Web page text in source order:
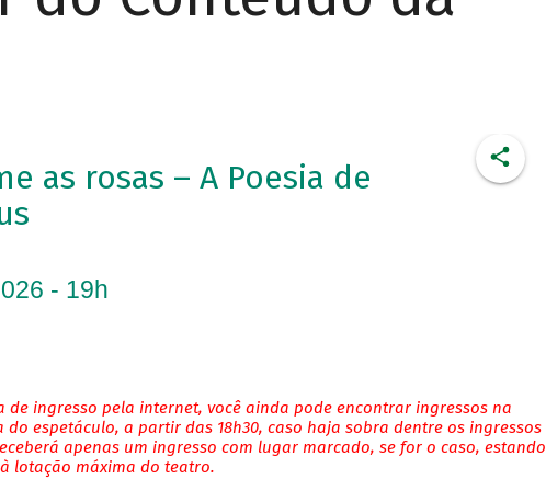
as rosas – A Poesia de
- 19h
de ingresso pela internet, você ainda pode encontrar ingressos na
do espetáculo, a partir das 18h30, caso haja sobra dentre os ingressos
apenas um ingresso com lugar marcado, se for o caso, estando
lotação máxima do teatro.